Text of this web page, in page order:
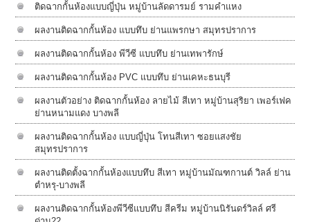
ติดฉากกั้นห้องแบบญี่ปุ่น หมู่บ้านลัดดารมย์ รามคำแหง
ผลงานติดฉากกั้นห้อง แบบทึบ ย่านแพรกษา สมุทรปราการ
ผลงานติดฉากกั้นห้อง พีวีซี แบบทึบ ย่านเทพารักษ์
ผลงานติดฉากกั้นห้อง PVC แบบทึบ ย่านเคหะธนบุรี
ผลงานตัวอย่าง ติดฉากกั้นห้อง ลายไม้ สีเทา หมู่บ้านสุริยา เพอร์เฟค
ย่านหนามแดง บางพลี
ผลงานติดฉากกั้นห้อง แบบญี่ปุ่น โทนสีเทา ซอยแสงชัย
สมุทรปราการ
ผลงานติดตั้งฉากกั้นห้องแบบทึบ สีเทา หมู่บ้านมัณฑกานต์ วิลล์ ย่าน
ตำหรุ-บางพลี
ผลงานติดฉากกั้นห้องพีวีซีแบบทึบ สีครีม หมู่บ้านนิรันดร์วิลล์​ ศรี